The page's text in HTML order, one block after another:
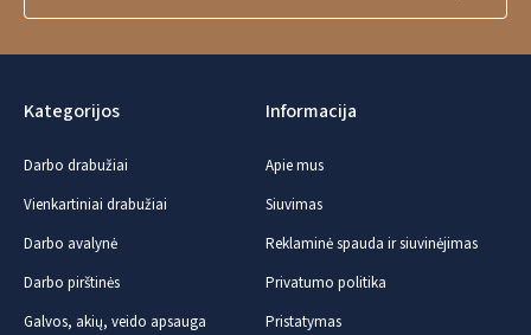
Kategorijos
Darbo drabužiai
Vienkartiniai drabužiai
Darbo avalynė
Darbo pirštinės
Galvos, akių, veido apsauga
Informacija
Apie mus
Siuvimas
Reklaminė spauda ir siuvinėjimas
Privatumo politika
Pristatymas